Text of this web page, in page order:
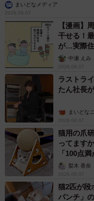
まいどなメディア
2026.08.07
【漫画】
干せる！
が…実際
中瀬 えみ
2026.08.07
ラストラ
たん社長
まいどな
2026.08.07
猫用の爪
ってます
「100点
梨木 香奈
2026.08.07
猫2匹が段
パンチ」